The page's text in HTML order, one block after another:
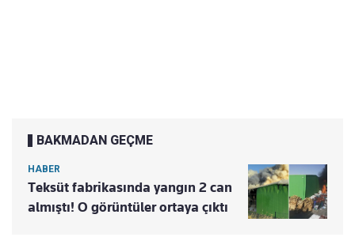
BAKMADAN GEÇME
HABER
Teksüt fabrikasında yangın 2 can
almıştı! O görüntüler ortaya çıktı